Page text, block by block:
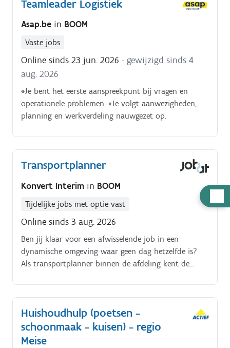
Teamleader Logistiek
Asap.be in BOOM
Vaste jobs
Online sinds 23 jun. 2026 - gewijzigd sinds 4
aug. 2026
*Je bent het eerste aanspreekpunt bij vragen en
operationele problemen. *Je volgt aanwezigheden,
planning en werkverdeling nauwgezet op.
Transportplanner
Konvert Interim in BOOM
Tijdelijke jobs met optie vast
Online sinds 3 aug. 2026
Ben jij klaar voor een afwisselende job in een
dynamische omgeving waar geen dag hetzelfde is?
Als transportplanner binnen de afdeling kent de
geen geheimen.
Huishoudhulp (poetsen -
schoonmaak - kuisen) - regio
Meise